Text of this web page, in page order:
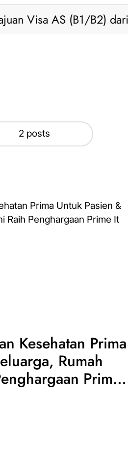
Visa AS (B1/B2) dari
2 posts
Kesehatan Prima
Rumah
Prime